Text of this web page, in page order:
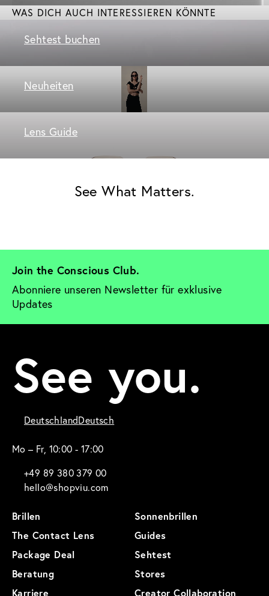
WAS DICH AUCH INTERESSIEREN KÖNNTE
Sehtest buchen
Neuheiten
Lens Guide
See What Matters.
Join the Conscious Club.
Abonniere unseren Newsletter für exklusive
Updates
See you.
DeutschlandDeutsch
Mo – Fr, 10:00 - 17:00
+49 89 380 379 00
hello@shopviu.com
Brillen
Sonnenbrillen
The Contact Lens
Guides
Package Deal
Sehtest
Beratung
Stores
Karriere
Creator Collaboration